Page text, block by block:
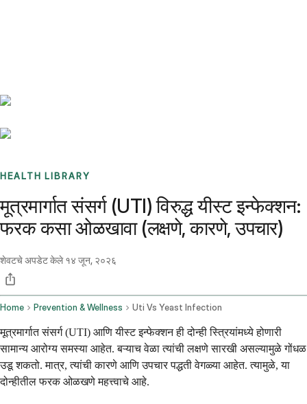
HEALTH LIBRARY
मूत्रमार्गात संसर्ग (UTI) विरुद्ध यीस्ट इन्फेक्शन:
फरक कसा ओळखावा (लक्षणे, कारणे, उपचार)
शेवटचे अपडेट केले १४ जून, २०२६
Home Prevention & Wellness Uti Vs Yeast Infection
मूत्रमार्गात संसर्ग (UTI) आणि यीस्ट इन्फेक्शन ही दोन्ही स्त्रियांमध्ये होणारी
सामान्य आरोग्य समस्या आहेत. बऱ्याच वेळा त्यांची लक्षणे सारखी असल्यामुळे गोंधळ
उडू शकतो. मात्र, त्यांची कारणे आणि उपचार पद्धती वेगळ्या आहेत. त्यामुळे, या
दोन्हीतील फरक ओळखणे महत्त्वाचे आहे.